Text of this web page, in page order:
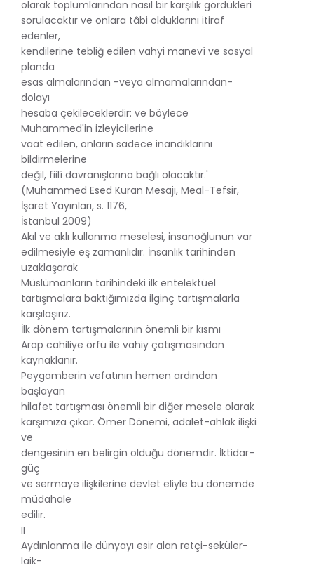
olarak toplumlarından nasıl bir karşılık gördükleri
sorulacaktır ve onlara tâbi olduklarını itiraf
edenler,
kendilerine tebliğ edilen vahyi manevî ve sosyal
planda
esas almalarından -veya almamalarından-
dolayı
hesaba çekileceklerdir: ve böylece
Muhammed'in izleyicilerine
vaat edilen, onların sadece inandıklarını
bildirmelerine
değil, fiilî davranışlarına bağlı olacaktır.'
(Muhammed Esed Kuran Mesajı, Meal-Tefsir,
İşaret Yayınları, s. 1176,
İstanbul 2009)
Akıl ve aklı kullanma meselesi, insanoğlunun var
edilmesiyle eş zamanlıdır. İnsanlık tarihinden
uzaklaşarak
Müslümanların tarihindeki ilk entelektüel
tartışmalara baktığımızda ilginç tartışmalarla
karşılaşırız.
İlk dönem tartışmalarının önemli bir kısmı
Arap cahiliye örfü ile vahiy çatışmasından
kaynaklanır.
Peygamberin vefatının hemen ardından
başlayan
hilafet tartışması önemli bir diğer mesele olarak
karşımıza çıkar. Ömer Dönemi, adalet-ahlak ilişki
ve
dengesinin en belirgin olduğu dönemdir. İktidar-
güç
ve sermaye ilişkilerine devlet eliyle bu dönemde
müdahale
edilir.
II
Aydınlanma ile dünyayı esir alan retçi-seküler-
laik-